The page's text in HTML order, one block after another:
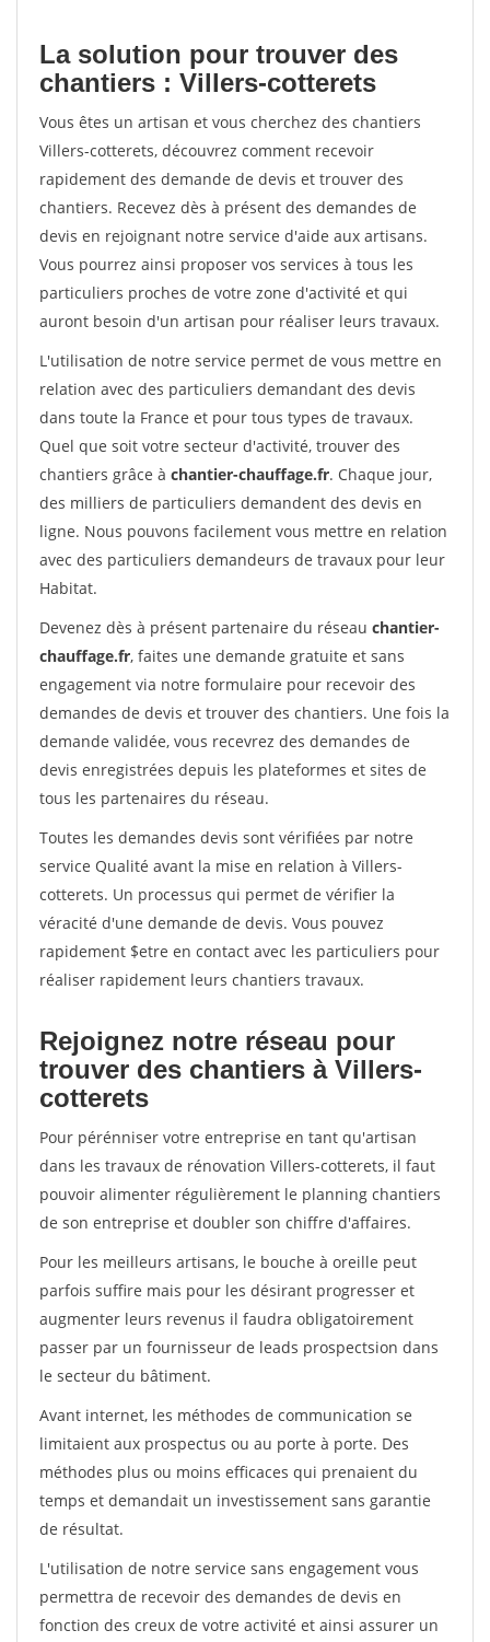
La solution pour trouver des
chantiers : Villers-cotterets
Vous êtes un artisan et vous cherchez des chantiers
Villers-cotterets, découvrez comment recevoir
rapidement des demande de devis et trouver des
chantiers. Recevez dès à présent des demandes de
devis en rejoignant notre service d'aide aux artisans.
Vous pourrez ainsi proposer vos services à tous les
particuliers proches de votre zone d'activité et qui
auront besoin d'un artisan pour réaliser leurs travaux.
L'utilisation de notre service permet de vous mettre en
relation avec des particuliers demandant des devis
dans toute la France et pour tous types de travaux.
Quel que soit votre secteur d'activité, trouver des
chantiers grâce à chantier-chauffage.fr. Chaque jour,
des milliers de particuliers demandent des devis en
ligne. Nous pouvons facilement vous mettre en relation
avec des particuliers demandeurs de travaux pour leur
Habitat.
Devenez dès à présent partenaire du réseau chantier-
chauffage.fr, faites une demande gratuite et sans
engagement via notre formulaire pour recevoir des
demandes de devis et trouver des chantiers. Une fois la
demande validée, vous recevrez des demandes de
devis enregistrées depuis les plateformes et sites de
tous les partenaires du réseau.
Toutes les demandes devis sont vérifiées par notre
service Qualité avant la mise en relation à Villers-
cotterets. Un processus qui permet de vérifier la
véracité d'une demande de devis. Vous pouvez
rapidement $etre en contact avec les particuliers pour
réaliser rapidement leurs chantiers travaux.
Rejoignez notre réseau pour
trouver des chantiers à Villers-
cotterets
Pour pérénniser votre entreprise en tant qu'artisan
dans les travaux de rénovation Villers-cotterets, il faut
pouvoir alimenter régulièrement le planning chantiers
de son entreprise et doubler son chiffre d'affaires.
Pour les meilleurs artisans, le bouche à oreille peut
parfois suffire mais pour les désirant progresser et
augmenter leurs revenus il faudra obligatoirement
passer par un fournisseur de leads prospectsion dans
le secteur du bâtiment.
Avant internet, les méthodes de communication se
limitaient aux prospectus ou au porte à porte. Des
méthodes plus ou moins efficaces qui prenaient du
temps et demandait un investissement sans garantie
de résultat.
L'utilisation de notre service sans engagement vous
permettra de recevoir des demandes de devis en
fonction des creux de votre activité et ainsi assurer un